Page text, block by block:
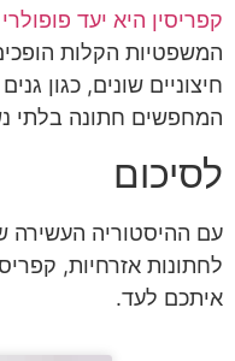
קפריסין היא יעד
המשפטיות הקלות
חיצוניים שונים, כגון
המחפשים חתונה בלתי
לסיכום
עם ההיסטוריה העשירה
לחתונות אזרחיות,
איתכם לעד.